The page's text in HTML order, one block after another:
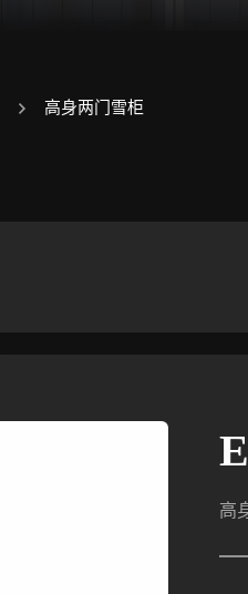
高身两门雪柜
高